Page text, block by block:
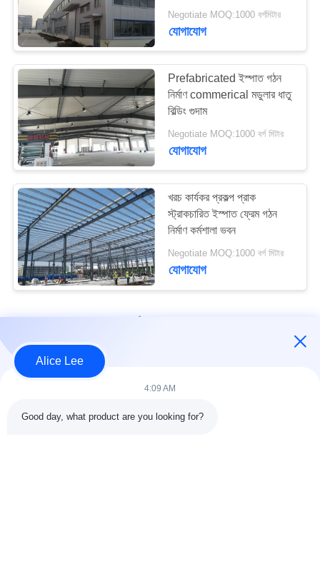
জৈব পদার্থ ইস্পাত Purlins
কার শোরুম বিল্ডিং
11
Negotiate MOQ:1000 বর্গমিটার
যোগাযোগ
Prefabricated ইস্পাত গঠন
নির্মাণ commerical মডুলার ধাতু
বিল্ডিং গুদাম
Negotiate MOQ:1000 বর্গ মিটার
যোগাযোগ
খরচ কার্যকর প্রকল্প প্রাক
স্ট্রাকচারিত ইস্পাত ফ্রেম গঠন
নির্মাণ কর্মশালা ভবন
Negotiate MOQ:1000 বর্গ মিটার
যোগাযোগ
Alice Lee
4:09 AM
Good day, what product are you looking for?